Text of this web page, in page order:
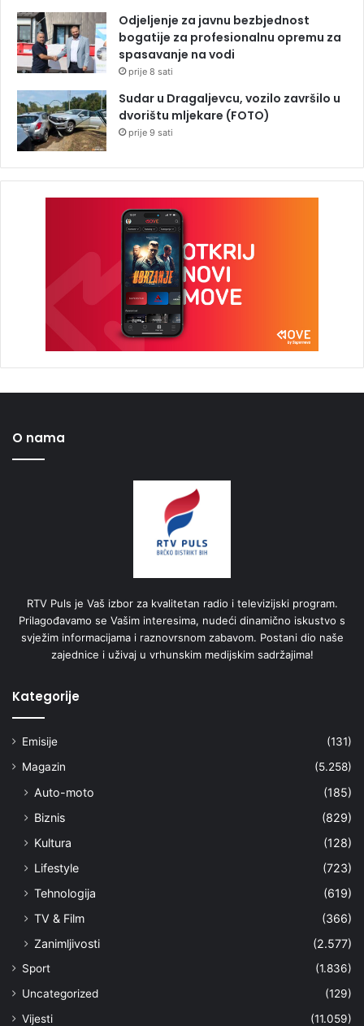
Odjeljenje za javnu bezbjednost
bogatije za profesionalnu opremu za
spasavanje na vodi
prije 8 sati
Sudar u Dragaljevcu, vozilo završilo u
dvorištu mljekare (FOTO)
prije 9 sati
O nama
RTV Puls je Vaš izbor za kvalitetan radio i televizijski program.
Prilagođavamo se Vašim interesima, nudeći dinamično iskustvo s
svježim informacijama i raznovrsnom zabavom. Postani dio naše
zajednice i uživaj u vrhunskim medijskim sadržajima!
Kategorije
Emisije
(131)
Magazin
(5.258)
Auto-moto
(185)
Biznis
(829)
Kultura
(128)
Lifestyle
(723)
Tehnologija
(619)
TV & Film
(366)
Zanimljivosti
(2.577)
Sport
(1.836)
Uncategorized
(129)
Vijesti
(11.059)